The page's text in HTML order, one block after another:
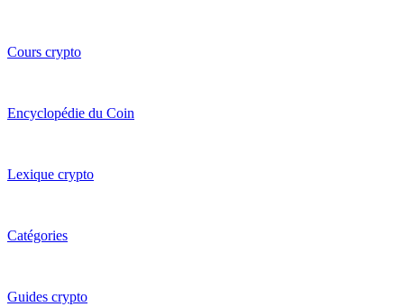
Cours crypto
Encyclopédie du Coin
Lexique crypto
Catégories
Guides crypto